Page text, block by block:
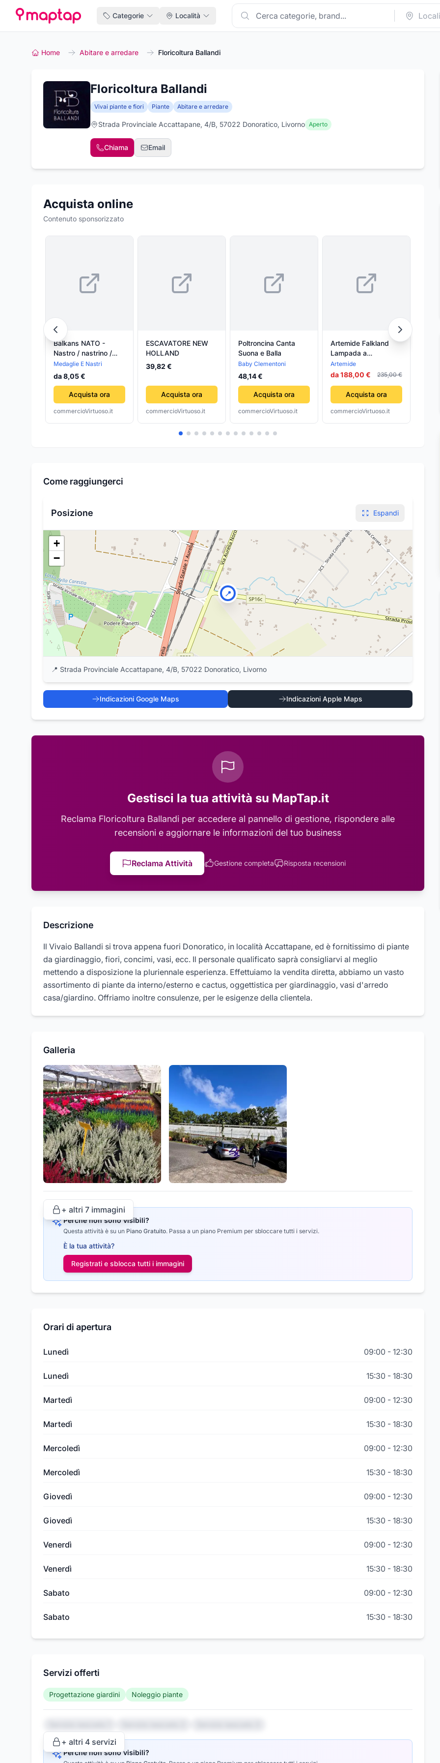
Categorie Località
Home Abitare e arredare Floricoltura Ballandi
Floricoltura Ballandi
Vivai piante e fiori Piante Abitare e arredare
Strada Provinciale Accattapane, 4/B, 57022 Donoratico, Livorno Aperto
Chiama Email
Acquista online
Contenuto sponsorizzato
Balkans NATO -
Nastro / nastrino /
medaglia
Medaglie E Nastri
da 8,05 €
Acquista ora
commercioVirtuoso.it
ESCAVATORE NEW
HOLLAND
39,82 €
Acquista ora
commercioVirtuoso.it
Poltroncina Canta
Suona e Balla
Baby Clementoni
48,14 €
Acquista ora
commercioVirtuoso.it
Artemide Falkland
Lampada a
Sospensione
Artemide
da 188,00 € 235,00 €
Acquista ora
commercioVirtuoso.it
Come raggiungerci
Posizione Espandi
📍
+
−
📍 Strada Provinciale Accattapane, 4/B, 57022 Donoratico, Livorno
Indicazioni Google Maps Indicazioni Apple Maps
Gestisci la tua attività su MapTap.it
Reclama Floricoltura Ballandi per accedere al pannello di gestione, rispondere alle
recensioni e aggiornare le informazioni del tuo business
Reclama Attività Gestione completa Risposta recensioni
Descrizione
Il Vivaio Ballandi si trova appena fuori Donoratico, in località Accattapane, ed è fornitissimo di piante
da giardinaggio, fiori, concimi, vasi, ecc. Il personale qualificato saprà consigliarvi al meglio
mettendo a disposizione la pluriennale esperienza. Effettuiamo la vendita diretta, abbiamo un vasto
assortimento di piante da interno/esterno e cactus, oggettistica per giardinaggio, vasi d'arredo
casa/giardino. Offriamo inoltre consulenze, per le esigenze della clientela.
Galleria
+ altri 7 immagini
Perché non sono visibili?
Questa attività è su un Piano Gratuito. Passa a un piano Premium per sbloccare tutti i servizi.
È la tua attività?
Registrati e sblocca tutti i immagini
Orari di apertura
Lunedì 09:00 - 12:30
Lunedì 15:30 - 18:30
Martedì 09:00 - 12:30
Martedì 15:30 - 18:30
Mercoledì 09:00 - 12:30
Mercoledì 15:30 - 18:30
Giovedì 09:00 - 12:30
Giovedì 15:30 - 18:30
Venerdì 09:00 - 12:30
Venerdì 15:30 - 18:30
Sabato 09:00 - 12:30
Sabato 15:30 - 18:30
Servizi offerti
Progettazione giardini Noleggio piante
+ altri 4 servizi
Perché non sono visibili?